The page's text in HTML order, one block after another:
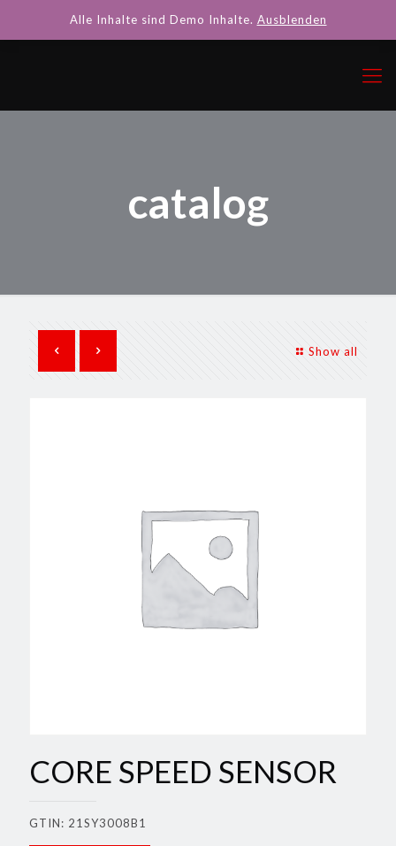
catalog
Show all
CORE SPEED SENSOR
GTIN: 21SY3008B1
Alle Inhalte sind Demo Inhalte. Ausblenden